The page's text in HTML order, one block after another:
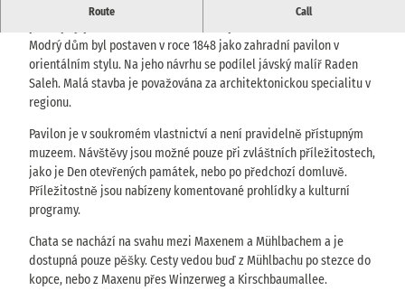
Route Call
Historický pavilon v jávském stylu nad údolím Müglitz u Maxenu,
Modrý dům byl postaven v roce 1848 jako zahradní pavilon v
orientálním stylu. Na jeho návrhu se podílel jávský malíř Raden
Saleh. Malá stavba je považována za architektonickou specialitu v
regionu.
Pavilon je v soukromém vlastnictví a není pravidelně přístupným
muzeem. Návštěvy jsou možné pouze při zvláštních příležitostech,
jako je Den otevřených památek, nebo po předchozí domluvě.
Příležitostně jsou nabízeny komentované prohlídky a kulturní
programy.
Chata se nachází na svahu mezi Maxenem a Mühlbachem a je
dostupná pouze pěšky. Cesty vedou buď z Mühlbachu po stezce do
kopce, nebo z Maxenu přes Winzerweg a Kirschbaumallee.